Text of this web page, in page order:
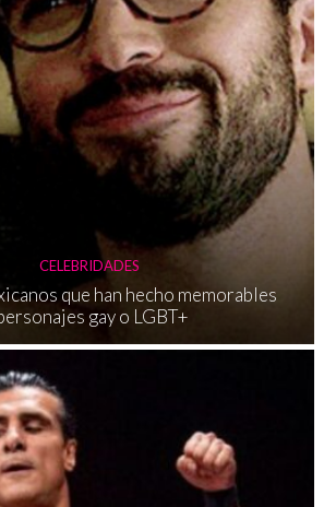
CELEBRIDADES
que han hecho memorables
gay o LGBT+